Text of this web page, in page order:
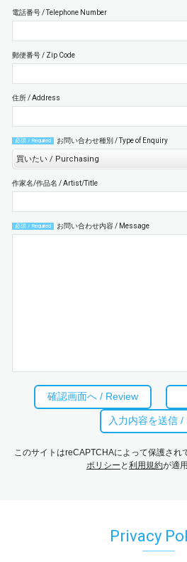
電話番号 / Telephone Number
郵便番号 / Zip Code
住所 / Address
必須 / Required お問い合わせ種別 / Type of Enquiry
作家名/作品名 / Artist/Title
必須 / Required お問い合わせ内容 / Message
このサイトはreCAPTCHAによって保護され
ポリシー と 利用規約が適
Privacy